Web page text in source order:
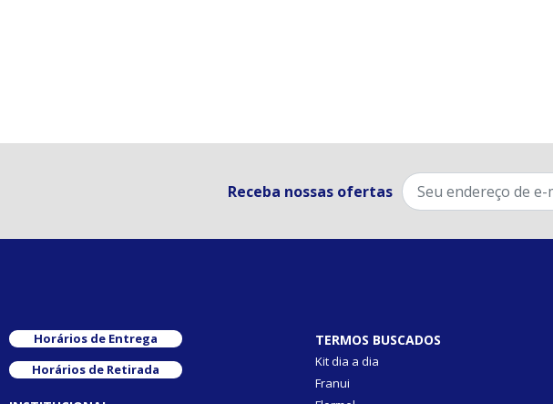
Receba nossas ofertas
Horários de Entrega
Horários de Retirada
TERMOS BUSCADOS
Kit dia a dia
Franui